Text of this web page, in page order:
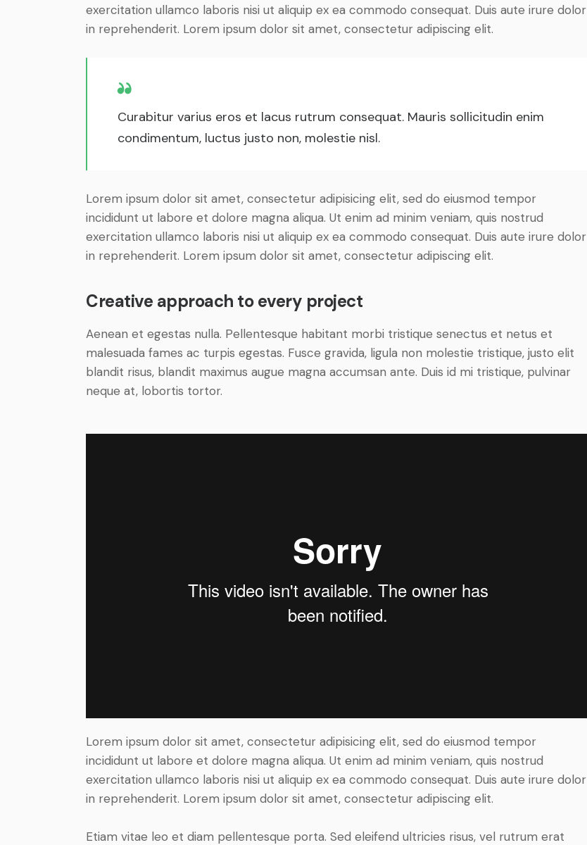
exercitation ullamco laboris nisi ut aliquip ex ea commodo consequat. Duis aute irure dolor
in reprehenderit. Lorem ipsum dolor sit amet, consectetur adipiscing elit.
Curabitur varius eros et lacus rutrum consequat. Mauris sollicitudin enim
condimentum, luctus justo non, molestie nisl.
Lorem ipsum dolor sit amet, consectetur adipisicing elit, sed do eiusmod tempor
incididunt ut labore et dolore magna aliqua. Ut enim ad minim veniam, quis nostrud
exercitation ullamco laboris nisi ut aliquip ex ea commodo consequat. Duis aute irure dolor
in reprehenderit. Lorem ipsum dolor sit amet, consectetur adipiscing elit.
Creative approach to every project
Aenean et egestas nulla. Pellentesque habitant morbi tristique senectus et netus et
malesuada fames ac turpis egestas. Fusce gravida, ligula non molestie tristique, justo elit
blandit risus, blandit maximus augue magna accumsan ante. Duis id mi tristique, pulvinar
neque at, lobortis tortor.
Lorem ipsum dolor sit amet, consectetur adipisicing elit, sed do eiusmod tempor
incididunt ut labore et dolore magna aliqua. Ut enim ad minim veniam, quis nostrud
exercitation ullamco laboris nisi ut aliquip ex ea commodo consequat. Duis aute irure dolor
in reprehenderit. Lorem ipsum dolor sit amet, consectetur adipiscing elit.
Etiam vitae leo et diam pellentesque porta. Sed eleifend ultricies risus, vel rutrum erat